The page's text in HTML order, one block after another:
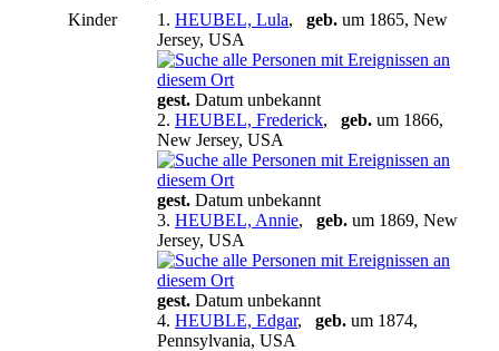
Kinder
1. HEUBEL, Lula, geb. um 1865, New
Jersey, USA
gest. Datum unbekannt
2. HEUBEL, Frederick, geb. um 1866,
New Jersey, USA
gest. Datum unbekannt
3. HEUBEL, Annie, geb. um 1869, New
Jersey, USA
gest. Datum unbekannt
4. HEUBLE, Edgar, geb. um 1874,
Pennsylvania, USA